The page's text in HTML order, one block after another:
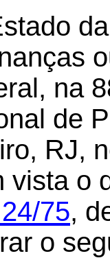
na
de
RJ,
vista o
75,
o